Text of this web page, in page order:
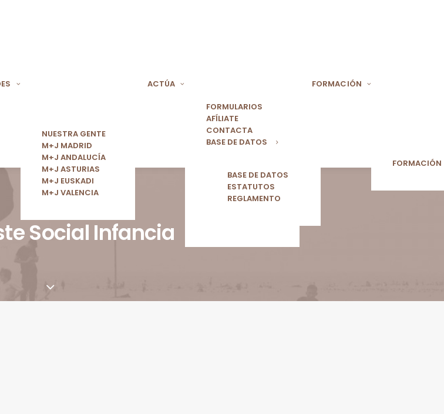
NUESTRA GENTE
M+J MADRID
M+J ANDALUCÍA
M+J ASTURIAS
M+J EUSKADI
M+J VALENCIA
ACTÚA
FORMULARIOS
AFÍLIATE
CONTACTA
BASE DE DATOS
BASE DE DATOS
ESTATUTOS
REGLAMENTO
FORMACIÓN
FORMACIÓN
Social Infancia